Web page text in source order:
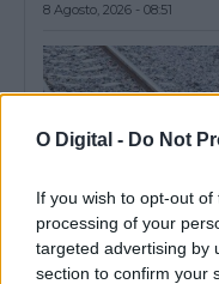
O Digital - Do Not
If you wish to opt-out
processing of your
targeted advertising by
section to confirm your
8 Agosto, 2026 - 08:51